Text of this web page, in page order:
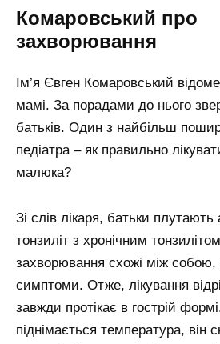
Комаровський про
захворювання
Ім’я Євген Комаровський
мамі. За порадами до нього
батьків. Один з найбільш
педіатра – як правильно
малюка?
Зі слів лікаря, батьки плутають
тонзиліт з хронічним
захворювання схожі між собою,
симптоми. Отже, лікування
завжди протікає в гострій
піднімається температура, він